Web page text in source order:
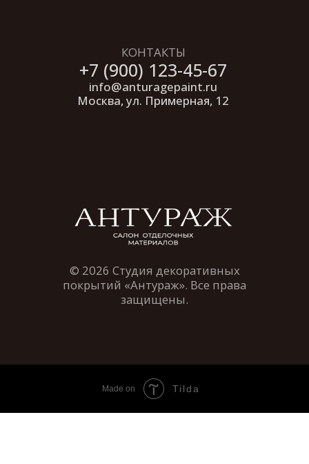
Made on Tilda